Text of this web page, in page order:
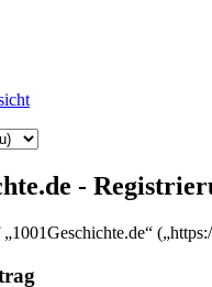
-